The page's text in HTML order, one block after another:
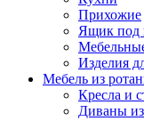
Прихожие
Ящик под
Изделия
Мебель из
Кресла и
Диваны из